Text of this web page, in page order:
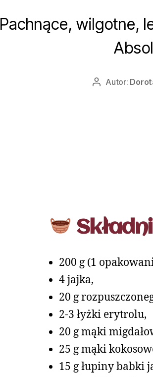
Pachnące, wilgotne,
Autor:
200 g (1
4 jajka,
20 g
2-3 łyżki erytrolu,
20 g mąki
25 g mąki
15 g łupiny babki